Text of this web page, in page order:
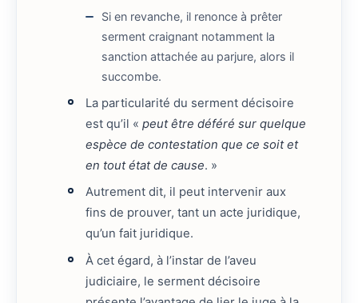
Si en revanche, il renonce à prêter
serment craignant notamment la
sanction attachée au parjure, alors il
succombe.
La particularité du serment décisoire
est qu’il «peut être déféré sur quelque
espèce de contestation que ce soit et
en tout état de cause. »
Autrement dit, il peut intervenir aux
fins de prouver, tant un acte juridique,
qu’un fait juridique.
À cet égard, à l’instar de l’aveu
judiciaire, le serment décisoire